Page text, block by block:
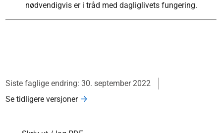
nødvendigvis er i tråd med dagliglivets fungering.
Siste faglige endring: 30. september 2022
Se tidligere versjoner